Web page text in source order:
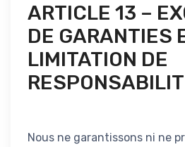
ARTICLE 13 –
DE GARANTIES
LIMITATION DE
Nous ne garantissons ni ne